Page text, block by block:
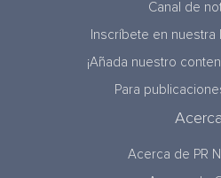
Canal de
Inscríbete en nuestra
¡Añada nuestro
Para
Acerca
Acerca de PR